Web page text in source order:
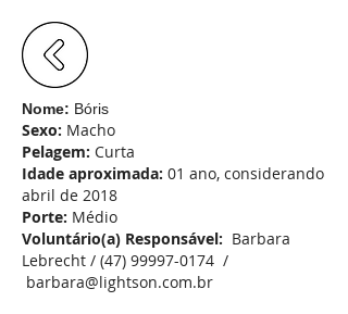
Nome: Bóris
Sexo: Macho
Pelagem: Curta
Idade aproximada: 01 ano, considerando
abril de 2018
Porte: Médio
Voluntário(a) Responsável: Barbara
Lebrecht / (47) 99997-0174 /
barbara@lightson.com.br